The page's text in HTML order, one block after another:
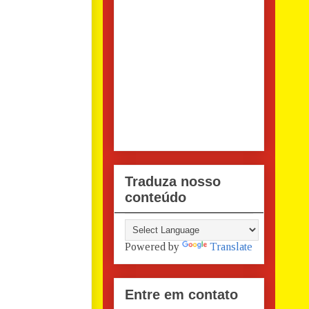
Traduza nosso
conteúdo
Powered by Translate
Entre em contato